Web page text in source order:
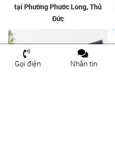
tại Phường Phước Long, Thủ
Đức
Gọi điện Nhắn tin